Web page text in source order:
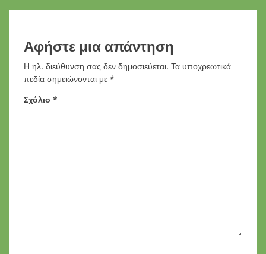
Αφήστε μια απάντηση
Η ηλ. διεύθυνση σας δεν δημοσιεύεται. Τα υποχρεωτικά
πεδία σημειώνονται με *
Σχόλιο *